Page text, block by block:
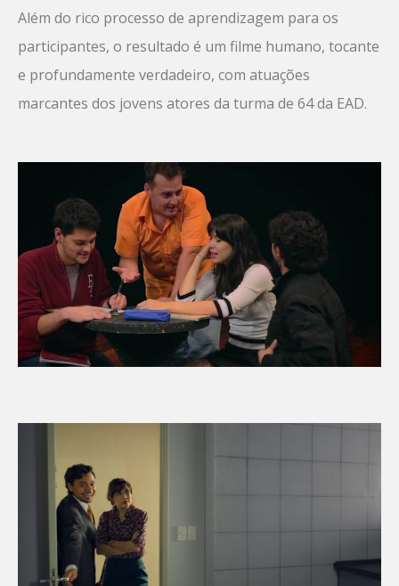
Além do rico processo de aprendizagem para os
participantes, o resultado é um filme humano, tocante
e profundamente verdadeiro, com atuações
marcantes dos jovens atores da turma de 64 da EAD.